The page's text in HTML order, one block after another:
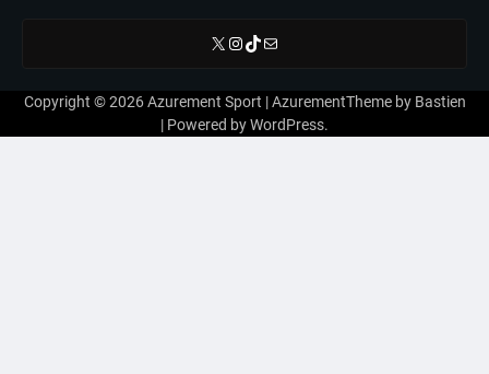
X Instagram
TikTok
E-mail
Copyright © 2026Azurement Sport | AzurementTheme by Bastien
| Powered byWordPress.